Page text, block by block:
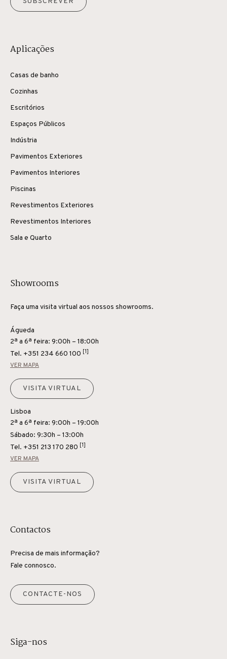
Aplicações
Casas de banho
Cozinhas
Escritórios
Espaços Públicos
Indústria
Pavimentos Exteriores
Pavimentos Interiores
Piscinas
Revestimentos Exteriores
Revestimentos Interiores
Sala e Quarto
Showrooms
Faça uma visita virtual aos nossos showrooms.
Águeda
2ª a 6ª feira: 9:00h – 18:00h
Tel. +351 234 660 100 [1]
VER MAPA
VISITA VIRTUAL
Lisboa
2ª a 6ª feira: 9:00h – 19:00h
Sábado: 9:30h – 13:00h
Tel. +351 213 170 280 [1]
VER MAPA
VISITA VIRTUAL
Contactos
Precisa de mais informação?
Fale connosco.
CONTACTE-NOS
Siga-nos